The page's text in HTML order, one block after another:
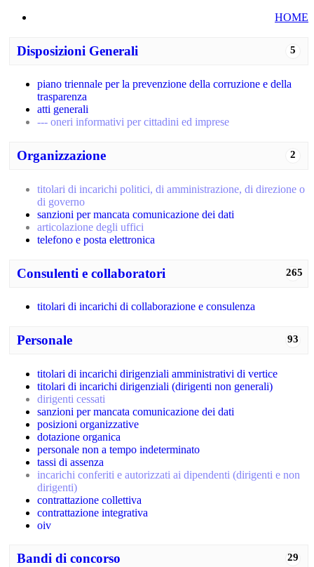
HOME
5
Disposizioni Generali
piano triennale per la prevenzione della corruzione e della
trasparenza
atti generali
--- oneri informativi per cittadini ed imprese
2
Organizzazione
titolari di incarichi politici, di amministrazione, di direzione o
di governo
sanzioni per mancata comunicazione dei dati
articolazione degli uffici
telefono e posta elettronica
265
Consulenti e collaboratori
titolari di incarichi di collaborazione e consulenza
93
Personale
titolari di incarichi dirigenziali amministrativi di vertice
titolari di incarichi dirigenziali (dirigenti non generali)
dirigenti cessati
sanzioni per mancata comunicazione dei dati
posizioni organizzative
dotazione organica
personale non a tempo indeterminato
tassi di assenza
incarichi conferiti e autorizzati ai dipendenti (dirigenti e non
dirigenti)
contrattazione collettiva
contrattazione integrativa
oiv
29
Bandi di concorso